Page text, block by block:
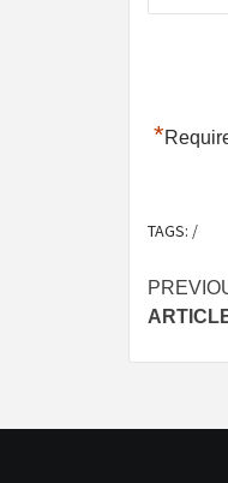
*
TAGS: /
Post